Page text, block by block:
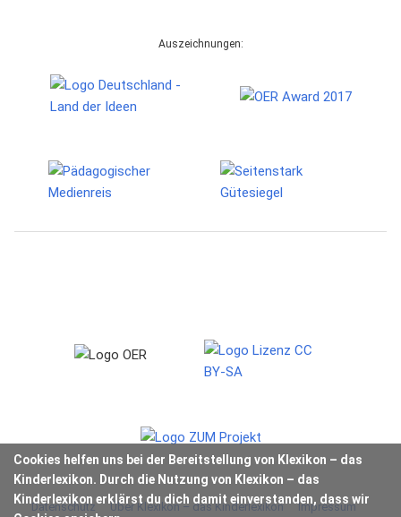
Cookies helfen uns bei der Bereitstellung von Klexikon – das
Kinderlexikon. Durch die Nutzung von Klexikon – das
Kinderlexikon erklärst du dich damit einverstanden, dass wir
Auszeichnungen:
Datenschutz Über Klexikon – das Kinderlexikon Impressum